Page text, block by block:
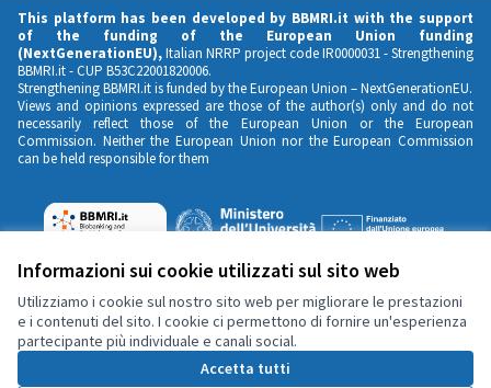
Informazioni sui cookie utilizzati sul sito web
Utilizziamo i cookie sul nostro sito web per migliorare le prestazioni
e i contenuti del sito. I cookie ci permettono di fornire un'esperienza
partecipante più individuale e canali social.
Accetta tutti
This platform has been developed by BBMRI.it with the support
of the funding of the European Union funding
(NextGenerationEU),Italian NRRP project code IR0000031 -Strengthening
BBMRI.it- CUP B53C22001820006.
Strengthening BBMRI.it is funded by the European Union – NextGenerationEU.
Views and opinions expressed are those of the author(s) only and do not
necessarily reflect those of the European Union or the European
Commission. Neither the European Union nor the European Commission
can be held responsible for them
Contatti